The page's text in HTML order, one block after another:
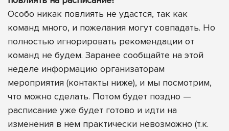
Особо никак повлиять не удастся, так как
команд много, и пожелания могут совпадать. Но
полностью игнорировать рекомендации от
команд не будем. Заранее сообщайте на этой
неделе информацию организаторам
мероприятия (контакты ниже), и мы посмотрим,
что можно сделать. Потом будет поздно —
расписание уже будет готово и идти на
изменения в нем практически невозможно (т.к.